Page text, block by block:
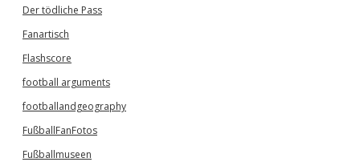
Der tödliche Pass
Fanartisch
Flashscore
football arguments
footballandgeography
FußballFanFotos
Fußballmuseen